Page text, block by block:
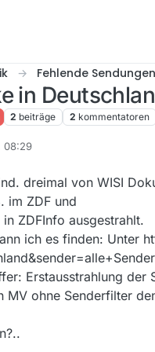
Fehlende Sendungen
in
2 beiträge 2 kommentatoren
08:29
dreimal von WISI
im ZDF und
ZDFInfo ausgestrahlt.
ich es finden: Unter
Erstausstrahlung der
MV ohne Senderfilter